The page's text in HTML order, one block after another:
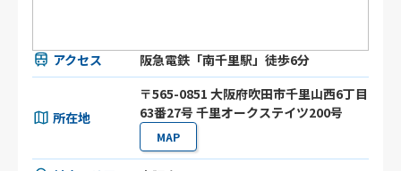
アクセス 阪急電鉄「南千里駅」徒歩6分
所在地
〒565-0851 大阪府吹田市千里山西6丁目
63番27号 千里オークステイツ200号
MAP